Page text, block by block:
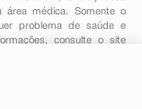
área médica. Somente o
problema de saúde e
consulte o site